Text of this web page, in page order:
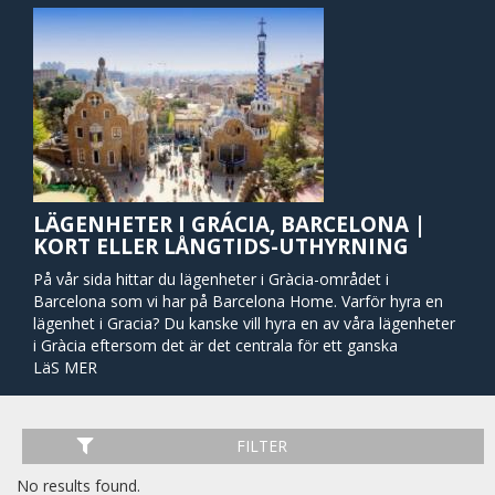
LÄGENHETER I GRÁCIA, BARCELONA |
KORT ELLER LÅNGTIDS-UTHYRNING
På vår sida hittar du lägenheter i Gràcia-området i
Barcelona som vi har på Barcelona Home. Varför hyra en
lägenhet i Gracia? Du kanske vill hyra en av våra lägenheter
i Gràcia eftersom det är det centrala för ett ganska
imponerande antal modernistiska byggnader och parker,
stadsdelens sevärdheter är mycket centrala och
lättillgängliga till fots. I Gràcia kan du hitta några av
Barcelonas mest populära turistattraktioner, som Park
LäS MER
FILTER
No results found.